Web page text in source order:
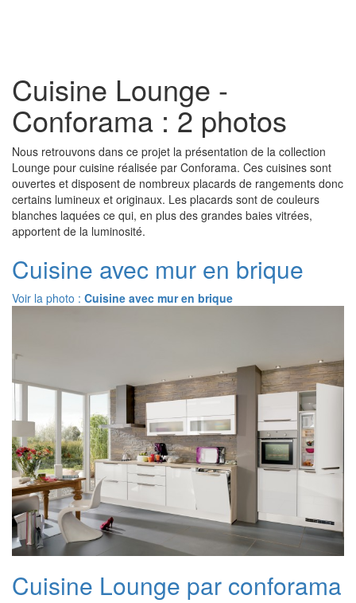
Cuisine Lounge -
Conforama : 2 photos
Nous retrouvons dans ce projet la présentation de la collection
Lounge pour cuisine réalisée par Conforama. Ces cuisines sont
ouvertes et disposent de nombreux placards de rangements donc
certains lumineux et originaux. Les placards sont de couleurs
blanches laquées ce qui, en plus des grandes baies vitrées,
apportent de la luminosité.
Cuisine avec mur en brique
Voir la photo : Cuisine avec mur en brique
Cuisine Lounge par conforama